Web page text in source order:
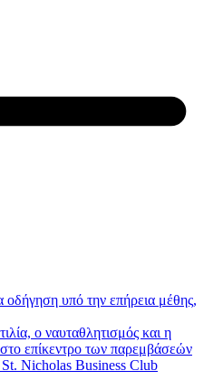
υπό την επήρεια μέθης,
ο ναυταθλητισμός και η
επίκεντρο των παρεμβάσεών
Nicholas Business Club